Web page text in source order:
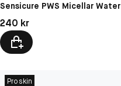
Sensicure PWS Micellar Water
Pris: 240 kr
240 kr
Proskin